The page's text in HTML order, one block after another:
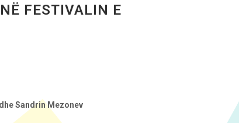
FESTIVALIN E
Sandrin Mezonev